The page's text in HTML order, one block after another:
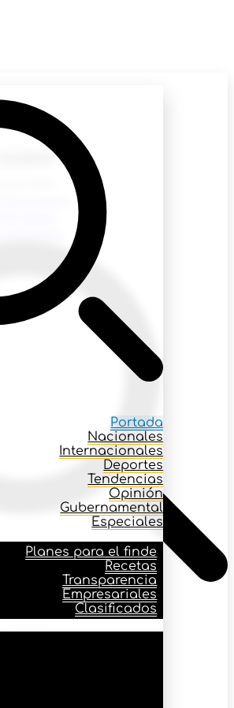
de la semana
Alberto
universitario
Portada
Nacionales
Internacionales
Deportes
Tendencias
Opinión
Gubernamental
Especiales
Planes para el finde
Recetas
Transparencia
Empresariales
Clasificados